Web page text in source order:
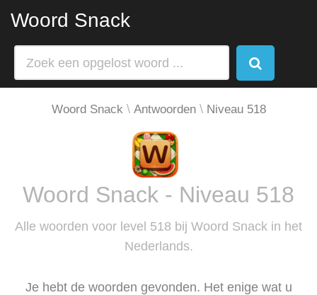
Woord Snack
Woord Snack Antwoorden Niveau 518
Woord Snack - Niveau 518
Alle woorden voor level 518 bij Woord Snack in het
Nederlands.
Je hebt de woorden gevonden. Het enige wat u